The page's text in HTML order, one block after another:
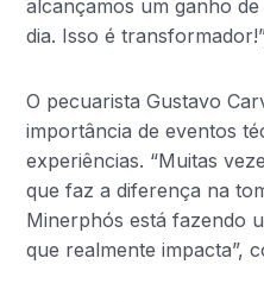
alcançamos um ganho
dia. Isso é
O pecuarista Gustavo
importância de eventos
experiências. “Muitas
que faz a diferença na
Minerphós está fazendo
que realmente impacta”,